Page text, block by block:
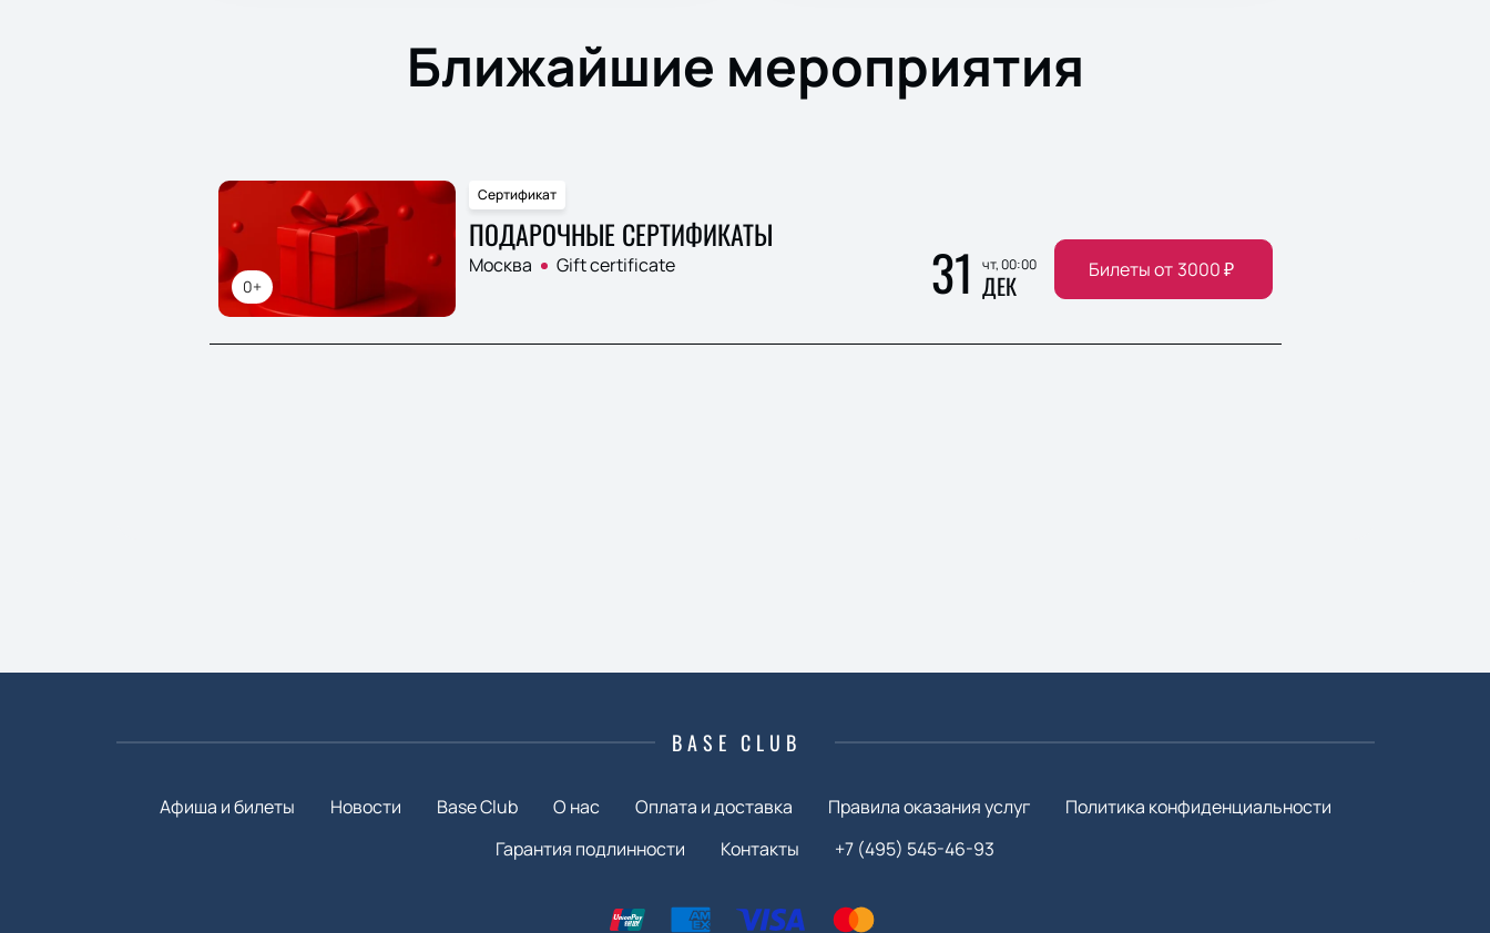
Ближайшие мероприятия
0+
Сертификат
ПОДАРОЧНЫЕ СЕРТИФИКАТЫ
Москва Gift certificate 31 чт, 00:00
ДЕК Билеты от 3000₽
BASE CLUB
Афиша и билеты Новости Base Club О нас Оплата и доставка Правила оказания услуг
Политика конфиденциальности
Гарантия подлинности
Контакты +7 (495) 545-46-93